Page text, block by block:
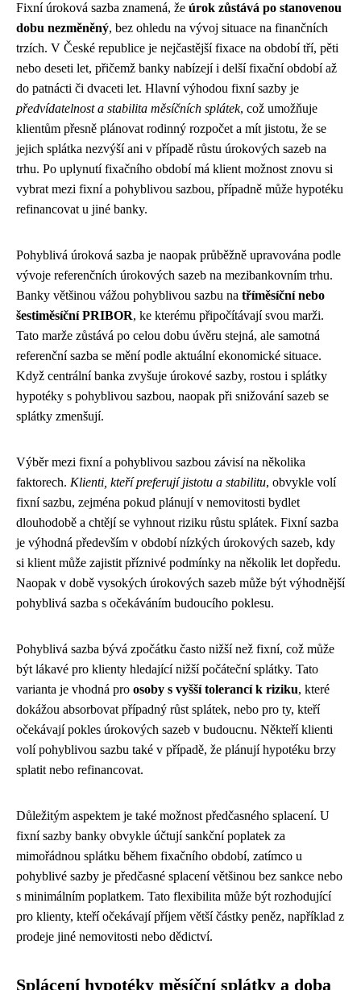
Fixní úroková sazba znamená, že úrok zůstává po stanovenou
dobu nezměněný, bez ohledu na vývoj situace na finančních
trzích. V České republice je nejčastější fixace na období tří, pěti
nebo deseti let, přičemž banky nabízejí i delší fixační období až
do patnácti či dvaceti let. Hlavní výhodou fixní sazby je
předvídatelnost a stabilita měsíčních splátek, což umožňuje
klientům přesně plánovat rodinný rozpočet a mít jistotu, že se
jejich splátka nezvýší ani v případě růstu úrokových sazeb na
trhu. Po uplynutí fixačního období má klient možnost znovu si
vybrat mezi fixní a pohyblivou sazbou, případně může hypotéku
refinancovat u jiné banky.
Pohyblivá úroková sazba je naopak průběžně upravována podle
vývoje referenčních úrokových sazeb na mezibankovním trhu.
Banky většinou vážou pohyblivou sazbu na tříměsíční nebo
šestiměsíční PRIBOR, ke kterému připočítávají svou marži.
Tato marže zůstává po celou dobu úvěru stejná, ale samotná
referenční sazba se mění podle aktuální ekonomické situace.
Když centrální banka zvyšuje úrokové sazby, rostou i splátky
hypotéky s pohyblivou sazbou, naopak při snižování sazeb se
splátky zmenšují.
Výběr mezi fixní a pohyblivou sazbou závisí na několika
faktorech. Klienti, kteří preferují jistotu a stabilitu, obvykle volí
fixní sazbu, zejména pokud plánují v nemovitosti bydlet
dlouhodobě a chtějí se vyhnout riziku růstu splátek. Fixní sazba
je výhodná především v období nízkých úrokových sazeb, kdy
si klient může zajistit příznivé podmínky na několik let dopředu.
Naopak v době vysokých úrokových sazeb může být výhodnější
pohyblivá sazba s očekáváním budoucího poklesu.
Pohyblivá sazba bývá zpočátku často nižší než fixní, což může
být lákavé pro klienty hledající nižší počáteční splátky. Tato
varianta je vhodná pro osoby s vyšší tolerancí k riziku, které
dokážou absorbovat případný růst splátek, nebo pro ty, kteří
očekávají pokles úrokových sazeb v budoucnu. Někteří klienti
volí pohyblivou sazbu také v případě, že plánují hypotéku brzy
splatit nebo refinancovat.
Důležitým aspektem je také možnost předčasného splacení. U
fixní sazby banky obvykle účtují sankční poplatek za
mimořádnou splátku během fixačního období, zatímco u
pohyblivé sazby je předčasné splacení většinou bez sankce nebo
s minimálním poplatkem. Tato flexibilita může být rozhodující
pro klienty, kteří očekávají příjem větší částky peněz, například z
prodeje jiné nemovitosti nebo dědictví.
Splácení hypotéky měsíční splátky a doba